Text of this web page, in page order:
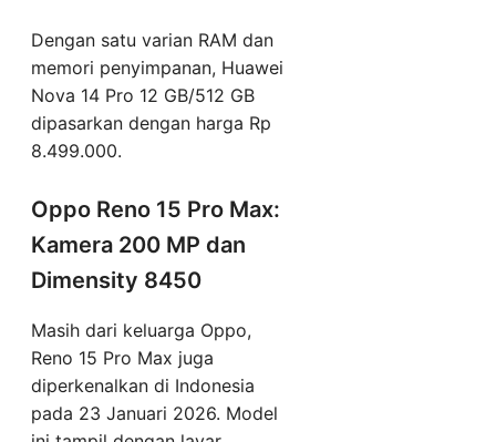
Dengan satu varian RAM dan
memori penyimpanan, Huawei
Nova 14 Pro 12 GB/512 GB
dipasarkan dengan harga Rp
8.499.000.
Oppo Reno 15 Pro Max:
Kamera 200 MP dan
Dimensity 8450
Masih dari keluarga Oppo,
Reno 15 Pro Max juga
diperkenalkan di Indonesia
pada 23 Januari 2026. Model